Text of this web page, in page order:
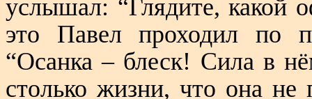
услышал: “Глядите, какой
это Павел проходил по
“Осанка – блеск! Сила в
столько жизни, что она не